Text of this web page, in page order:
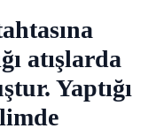
atışlarda
Yaptığı